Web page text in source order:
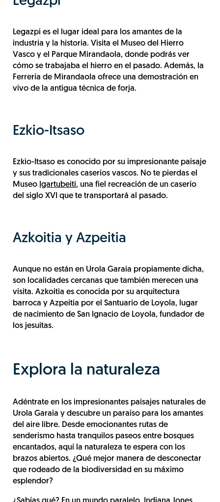
Legazpi es el lugar ideal para los amantes de la
industria y la historia. Visita el Museo del Hierro
Vasco y el Parque Mirandaola, donde podrás ver
cómo se trabajaba el hierro en el pasado. Además, la
Ferrería de Mirandaola ofrece una demostración en
vivo de la antigua técnica de forja.
Ezkio-Itsaso
Ezkio-Itsaso es conocido por su impresionante paisaje
y sus tradicionales caseríos vascos. No te pierdas el
Museo Igartubeiti, una fiel recreación de un caserío
del siglo XVI que te transportará al pasado.
Azkoitia y Azpeitia
Aunque no están en Urola Garaia propiamente dicha,
son localidades cercanas que también merecen una
visita. Azkoitia es conocida por su arquitectura
barroca y Azpeitia por el Santuario de Loyola, lugar
de nacimiento de San Ignacio de Loyola, fundador de
los jesuitas.
Explora la naturaleza
Adéntrate en los impresionantes paisajes naturales de
Urola Garaia y descubre un paraíso para los amantes
del aire libre. Desde emocionantes rutas de
senderismo hasta tranquilos paseos entre bosques
encantados, aquí la naturaleza te espera con los
brazos abiertos. ¿Qué mejor manera de desconectar
que rodeado de la biodiversidad en su máximo
esplendor?